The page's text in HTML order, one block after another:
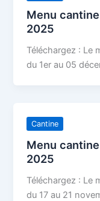
Menu
2025
Téléchargez : Le
du 1er au 05
Cantine
Menu
2025
Téléchargez : Le
du 17 au 21